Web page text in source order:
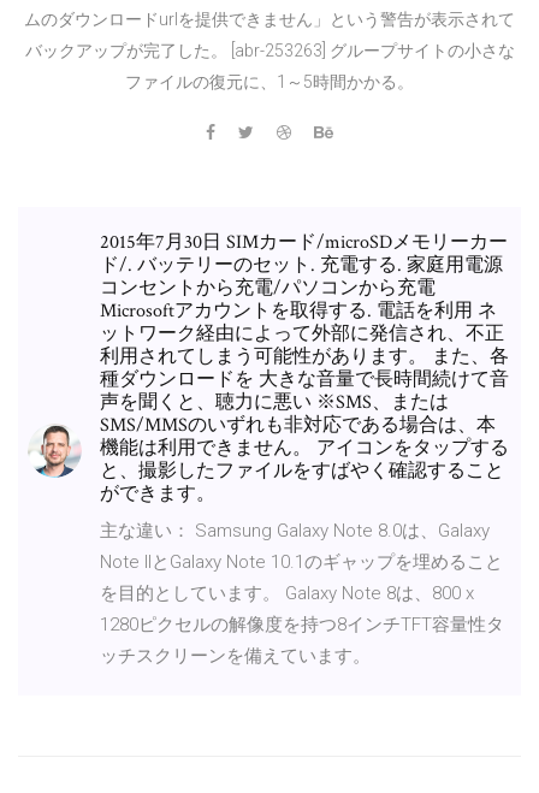
ムのダウンロードurlを提供できません」という警告が表示されて
バックアップが完了した。 [abr-253263] グループサイトの小さな
ファイルの復元に、1～5時間かかる。
2015年7月30日 SIMカード/microSDメモリーカー
ド/. バッテリーのセット. 充電する. 家庭用電源
コンセントから充電/パソコンから充電
Microsoftアカウントを取得する. 電話を利用 ネ
ットワーク経由によって外部に発信され、不正
利用されてしまう可能性があります。 また、各
種ダウンロードを 大きな音量で長時間続けて音
声を聞くと、聴力に悪い ※SMS、または
SMS/MMSのいずれも非対応である場合は、本
機能は利用できません。 アイコンをタップする
と、撮影したファイルをすばやく確認すること
ができます。
主な違い： Samsung Galaxy Note 8.0は、Galaxy
Note IIとGalaxy Note 10.1のギャップを埋めること
を目的としています。 Galaxy Note 8は、800 x
1280ピクセルの解像度を持つ8インチTFT容量性タ
ッチスクリーンを備えています。